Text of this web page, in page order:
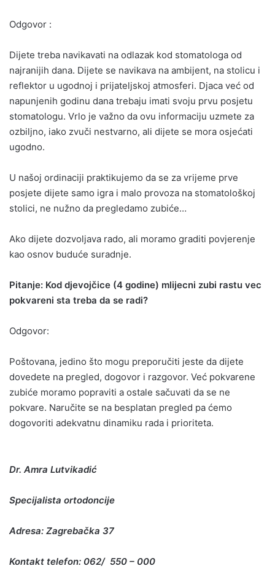
Odgovor :
Dijete treba navikavati na odlazak kod stomatologa od
najranijih dana. Dijete se navikava na ambijent, na stolicu i
reflektor u ugodnoj i prijateljskoj atmosferi. Djaca već od
napunjenih godinu dana trebaju imati svoju prvu posjetu
stomatologu. Vrlo je važno da ovu informaciju uzmete za
ozbiljno, iako zvuči nestvarno, ali dijete se mora osjećati
ugodno.
U našoj ordinaciji praktikujemo da se za vrijeme prve
posjete dijete samo igra i malo provoza na stomatološkoj
stolici, ne nužno da pregledamo zubiće…
Ako dijete dozvoljava rado, ali moramo graditi povjerenje
kao osnov buduće suradnje.
Pitanje: Kod djevojčice (4 godine) mlijecni zubi rastu vec
pokvareni sta treba da se radi?
Odgovor:
Poštovana, jedino što mogu preporučiti jeste da dijete
dovedete na pregled, dogovor i razgovor. Već pokvarene
zubiće moramo popraviti a ostale sačuvati da se ne
pokvare. Naručite se na besplatan pregled pa ćemo
dogovoriti adekvatnu dinamiku rada i prioriteta.
Dr. Amra Lutvikadić
Specijalista ortodoncije
Adresa: Zagrebačka 37
Kontakt telefon: 062/ 550 – 000